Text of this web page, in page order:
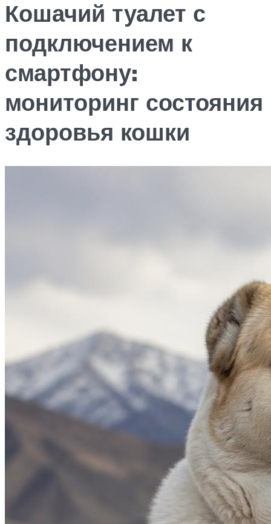
Кошачий туалет с
подключением к
смартфону:
мониторинг состояния
здоровья кошки